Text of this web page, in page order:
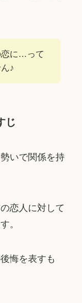
恋に…って
♪
じ
いで関係を持
恋人に対して
。
悔を表すも